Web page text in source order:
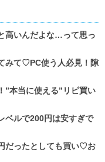
高いんだよな…って思っ
みて♡PC使う人必見！隙
”本当に使える”リピ買い
ベルで200円は安すぎで
だったとしても買い♡お